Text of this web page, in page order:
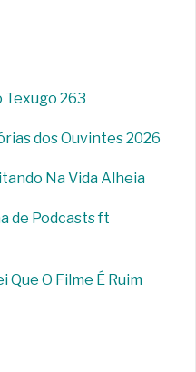
Texugo 263
dos Ouvintes 2026
Na Vida Alheia
de Podcasts ft
Que O Filme É Ruim